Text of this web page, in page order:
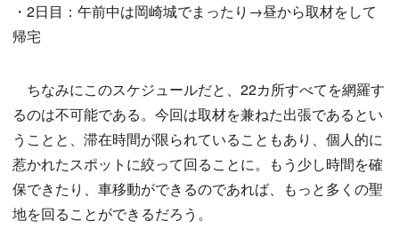
・2日目：午前中は岡崎城でまったり→昼から取材をして
帰宅
ちなみにこのスケジュールだと、22カ所すべてを網羅す
るのは不可能である。今回は取材を兼ねた出張であるとい
うことと、滞在時間が限られていることもあり、個人的に
惹かれたスポットに絞って回ることに。もう少し時間を確
保できたり、車移動ができるのであれば、もっと多くの聖
地を回ることができるだろう。